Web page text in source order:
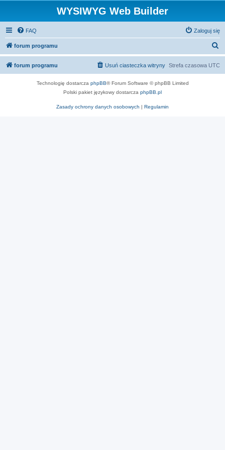
WYSIWYG Web Builder
FAQ Zaloguj się
forum programu
z
forum programu Strefa czasowa UTC
Usuń ciasteczka witryny
Technologię dostarcza phpBB® Forum Software © phpBB Limited
Polski pakiet językowy dostarcza phpBB.pl
Zasady ochrony danych osobowych | Regulamin